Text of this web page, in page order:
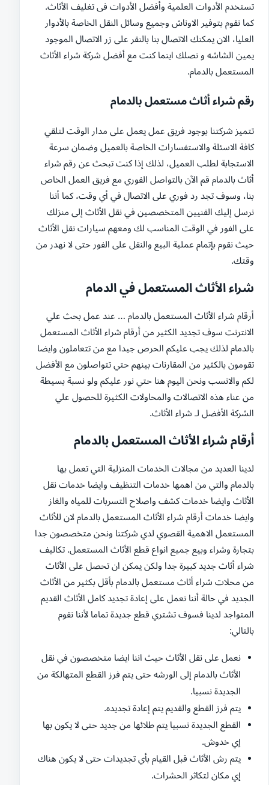
تستخدم الأدوات العلمية وأفضل الأدوات فى تغليف الأثاث.
كما نقوم بتوفير الاوناش وجميع وسائل النقل الخاصة بالأدوار
العليا، الان يمكنك الاتصال بنا بالنقر على زر الاتصال الموجود
يمين الشاشه و نصلك اينما كنت مع أفضل شركة شراء الأثاث
المستعمل بالدمام.
رقم شراء أثاث مستعمل بالدمام
تتميز شركتنا بوجود فريق عمل يعمل على مدار الوقت لتلقي
كافة الاسئلة والاستفسارات الخاصة بالعميل وضمان سرعة
الاستجابة لطلب العميل، لذلك إذا كنت تبحث عن رقم شراء
أثاث بالدمام قم الآن بالتواصل الفوري مع فريق العمل الخاص
بنا، وسوف تجد رد فوري على الاتصال في أي وقت، كما أننا
نرسل إليك الفنيين المتخصصين في نقل الأثاث إلى منزلك
على الفور في الوقت المناسب لك ومعهم سيارات نقل الأثاث
حيث نقوم بإتمام عملية البيع والنقل على الفور حتى لا نهدر من
وقتك.
شراء الأثاث المستعمل في الدمام
أرقام شراء الأثاث المستعمل بالدمام … عند عمل بحث علي
الانترنت سوف تجديد الكثير من أرقام شراء الأثاث المستعمل
بالدمام لذلك يجب عليكم الحرص جيدا مع من تتعاملون وايضا
تقومون بالكثير من المقارنات بينهم حتي تتواصلون مع الأفضل
لكم والانسب ونحن اليوم هنا حتي نور عليكم ولو نسبة بسيطة
من عناء هذه الاتصالات والمحاولات الكثيرة للحصول علي
الشركة الأفضل لـ شراء الأثاث.
أرقام شراء الأثاث المستعمل بالدمام
لدينا العديد من مجالات الخدمات المنزلية التي تعمل بها
بالدمام والتي من اهمها خدمات التنظيف وايضا خدمات نقل
الأثاث وايضا خدمات كشف واصلاح التسربات للمياه والغاز
وايضا خدمات أرقام شراء الأثاث المستعمل بالدمام لان للأثاث
المستعمل الاهمية القصوي لدي شركتنا ونحن متخصصون جدا
بتجارة وشراء وبيع جميع انواع قطع الأثاث المستعمل. تكاليف
شراء أثاث جديد كبيرة جدا ولكن يمكن ان تحصل على الأثاث
من محلات شراء أثاث مستعمل بالدمام بأقل بكثير من الأثاث
الجديد في حالة أننا نعمل على إعادة تجديد كامل الأثاث القديم
المتواجد لدينا فسوف تشتري قطع جديدة تماما لأننا نقوم
بالتالي:
نعمل على نقل الأثاث حيث اننا ايضا متخصصون في نقل
الأثاث بالدمام إلى الورشه حتى يتم فرز القطع المتهالكة من
الجديدة نسبيا.
يتم فرز القطع والقديم يتم إعادة تجديده.
القطع الجديدة نسبيا يتم طلائها من جديد حتى لا يكون بها
إي خدوش.
يتم رش الأثاث قبل القيام بأي تجديدات حتى لا يكون هناك
إي مكان لتكاثر الحشرات.